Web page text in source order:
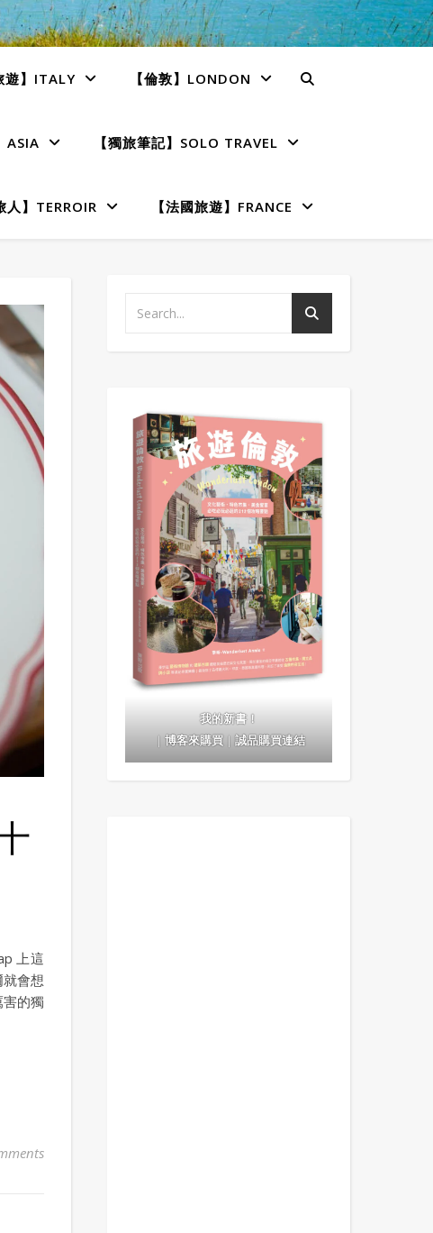
遊】ITALY 【倫敦】LONDON
ASIA 【獨旅筆記】SOLO TRAVEL
人】TERROIR 【法國旅遊】FRANCE
上這
會想
的獨
我的新書！
｜博客來購買｜誠品購買連結